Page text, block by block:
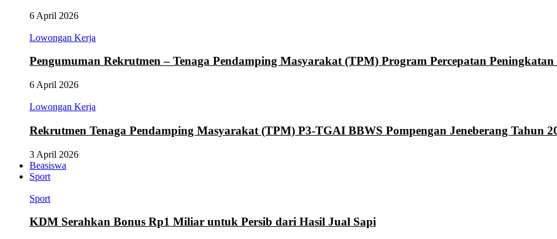
6 April 2026
Lowongan Kerja
Pengumuman Rekrutmen – Tenaga Pendamping Masyarakat (TPM) Program Percepatan
6 April 2026
Lowongan Kerja
Rekrutmen Tenaga Pendamping Masyarakat (TPM) P3-TGAI BBWS Pompengan Jeneberang Tahun
3 April 2026
Beasiswa
Sport
Sport
KDM Serahkan Bonus Rp1 Miliar untuk Persib dari Hasil Jual Sapi